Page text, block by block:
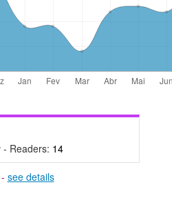
- Readers: 14
see details